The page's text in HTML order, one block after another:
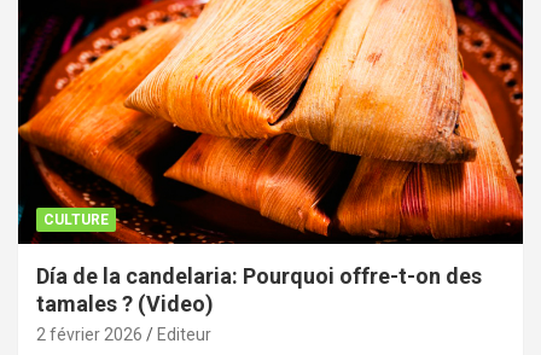
CULTURE
Día de la candelaria: Pourquoi offre-t-on des
tamales ? (Video)
2 février 2026 Editeur